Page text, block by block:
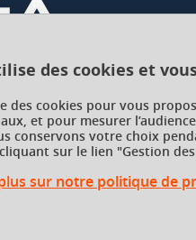
des cookies et
des cookies pour vous
et pour mesurer
conservons votre choix
sur le lien "Gestion
sur notre politique de
Alpes
Centrale
Martin-d'Hères